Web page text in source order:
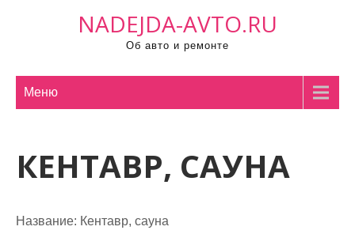
NADEJDA-AVTO.RU
Об авто и ремонте
Меню
КЕНТАВР, САУНА
Название: Кентавр, сауна